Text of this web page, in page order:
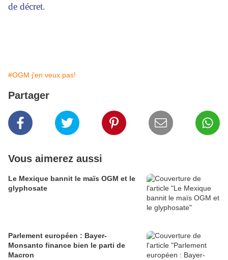
de décret.
#OGM j'en veux pas!
Partager
Vous aimerez aussi
Le Mexique bannit le maïs OGM et le
glyphosate
Parlement européen : Bayer-
Monsanto finance bien le parti de
Macron